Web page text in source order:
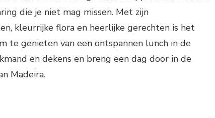
die je niet mag missen. Met zijn
kleurrijke flora en heerlijke gerechten is het
te genieten van een ontspannen lunch in de
en dekens en breng een dag door in de
Madeira.